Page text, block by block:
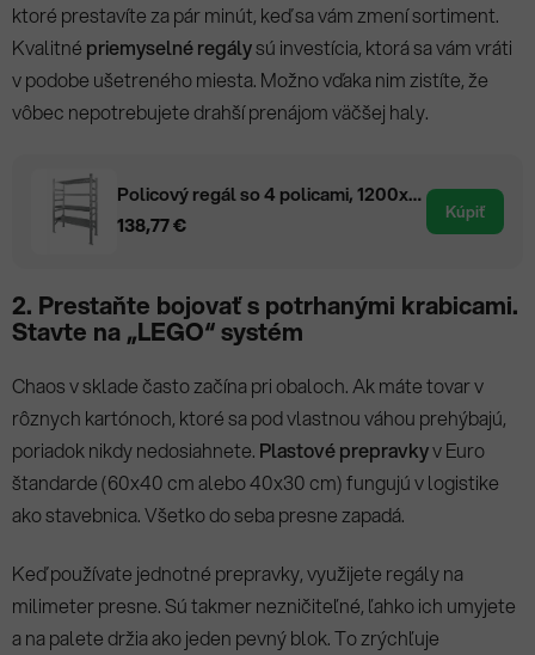
ktoré prestavíte za pár minút, keď sa vám zmení sortiment.
Kvalitné priemyselné regálysú investícia, ktorá sa vám vráti
v podobe ušetreného miesta. Možno vďaka nim zistíte, že
vôbec nepotrebujete drahší prenájom väčšej haly.
Policový regál so 4 policami, 1200x600x1972v mm
138,77 €
Kúpiť
2. Prestaňte bojovať s potrhanými krabicami.
Stavte na „LEGO“ systém
Chaos v sklade často začína pri obaloch. Ak máte tovar v
rôznych kartónoch, ktoré sa pod vlastnou váhou prehýbajú,
poriadok nikdy nedosiahnete. Plastové prepravkyv Euro
štandarde (60x40 cm alebo 40x30 cm) fungujú v logistike
ako stavebnica. Všetko do seba presne zapadá.
Keď používate jednotné prepravky, využijete regály na
milimeter presne. Sú takmer nezničiteľné, ľahko ich umyjete
a na palete držia ako jeden pevný blok. To zrýchľuje